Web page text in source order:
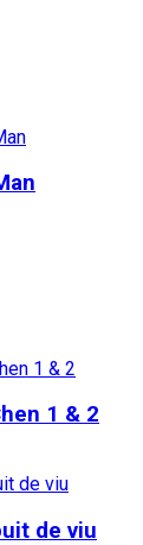
1 & 2
de viu